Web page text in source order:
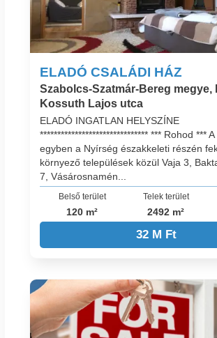
ELADÓ CSALÁDI HÁZ
Szabolcs-Szatmár-Bereg megye,
Kossuth Lajos utca
ELADÓ INGATLAN HELYSZÍNE
******************************* *** Rohod ***
egyben a Nyírség északkeleti részén
környező települések közül Vaja 3,
7, Vásárosnamén...
Belső terület
120 m²
Telek terület
2492 m²
32 M Ft